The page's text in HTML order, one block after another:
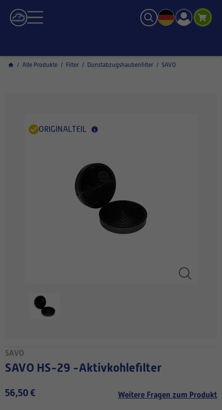
/ Alle Produkte / Filter / Dunstabzugshaubenfilter / SAVO
ORIGINALTEIL
SAVO
SAVO HS-29 -Aktivkohlefilter
56,50 € Weitere Fragen zum Produkt